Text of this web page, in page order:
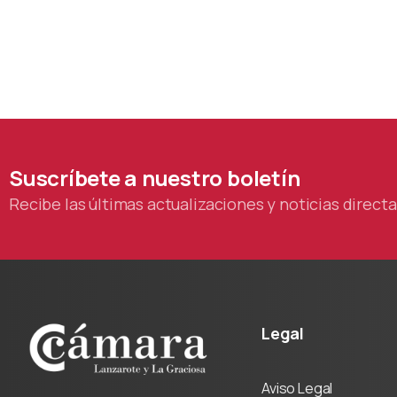
Suscríbetea nuestro boletín
Recibe las últimas actualizaciones y noticias
Legal
Aviso Legal